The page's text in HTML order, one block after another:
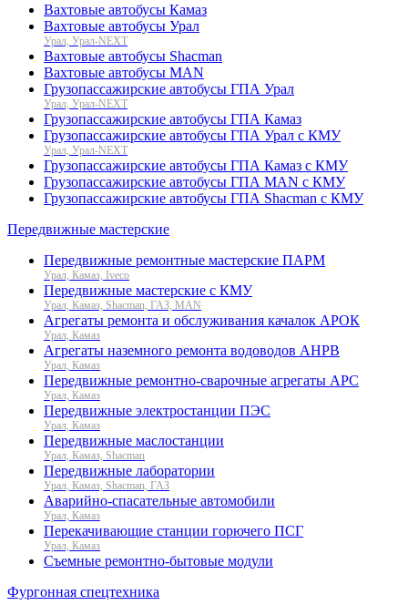
Вахтовые автобусы Камаз
Вахтовые автобусы Урал
Урал, Урал-NEXT
Вахтовые автобусы Shacman
Вахтовые автобусы MAN
Грузопассажирские автобусы ГПА Урал
Урал, Урал-NEXT
Грузопассажирские автобусы ГПА Камаз
Грузопассажирские автобусы ГПА Урал с КМУ
Урал, Урал-NEXT
Грузопассажирские автобусы ГПА Камаз с КМУ
Грузопассажирские автобусы ГПА MAN с КМУ
Грузопассажирские автобусы ГПА Shacman с КМУ
Передвижные мастерские
Передвижные ремонтные мастерские ПАРМ
Урал, Камаз, Iveco
Передвижные мастерские с КМУ
Урал, Камаз, Shacman, ГАЗ, MAN
Агрегаты ремонта и обслуживания качалок АРОК
Урал, Камаз
Агрегаты наземного ремонта водоводов АНРВ
Урал, Камаз
Передвижные ремонтно-сварочные агрегаты АРС
Урал, Камаз
Передвижные электростанции ПЭС
Урал, Камаз
Передвижные маслостанции
Урал, Камаз, Shacman
Передвижные лаборатории
Урал, Камаз, Shacman, ГАЗ
Аварийно-спасательные автомобили
Урал, Камаз
Перекачивающие станции горючего ПСГ
Урал, Камаз
Съемные ремонтно-бытовые модули
Фургонная спецтехника